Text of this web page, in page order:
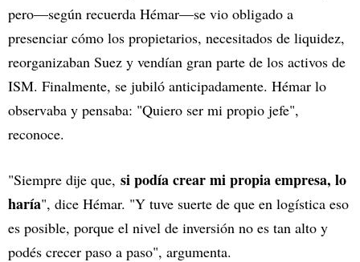
pero—según recuerda Hémar—se vio obligado a
presenciar cómo los propietarios, necesitados de liquidez,
reorganizaban Suez y vendían gran parte de los activos de
ISM. Finalmente, se jubiló anticipadamente. Hémar lo
observaba y pensaba: "Quiero ser mi propio jefe",
reconoce.
"Siempre dije que, si podía crear mi propia empresa, lo
haría", dice Hémar. "Y tuve suerte de que en logística eso
es posible, porque el nivel de inversión no es tan alto y
podés crecer paso a paso", argumenta.